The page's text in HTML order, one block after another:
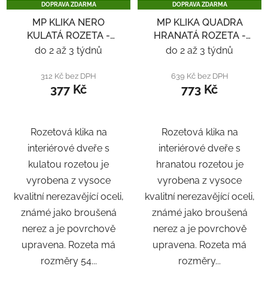
DOPRAVA ZDARMA
MP KLIKA NERO
KULATÁ ROZETA -
NEREZ
do 2 až 3 týdnů
312 Kč bez DPH
377 Kč
Rozetová klika na
interiérové ​​dveře s
kulatou rozetou je
vyrobena z vysoce
kvalitní nerezavějící oceli,
známé jako broušená
nerez a je povrchově
upravena. Rozeta má
rozměry 54...
DOPRAVA ZDARMA
MP KLIKA QUADRA
HRANATÁ ROZETA -
NEREZ
do 2 až 3 týdnů
639 Kč bez DPH
773 Kč
Rozetová klika na
interiérové ​​dveře s
hranatou rozetou je
vyrobena z vysoce
kvalitní nerezavějící oceli,
známé jako broušená
nerez a je povrchově
upravena. Rozeta má
rozměry...